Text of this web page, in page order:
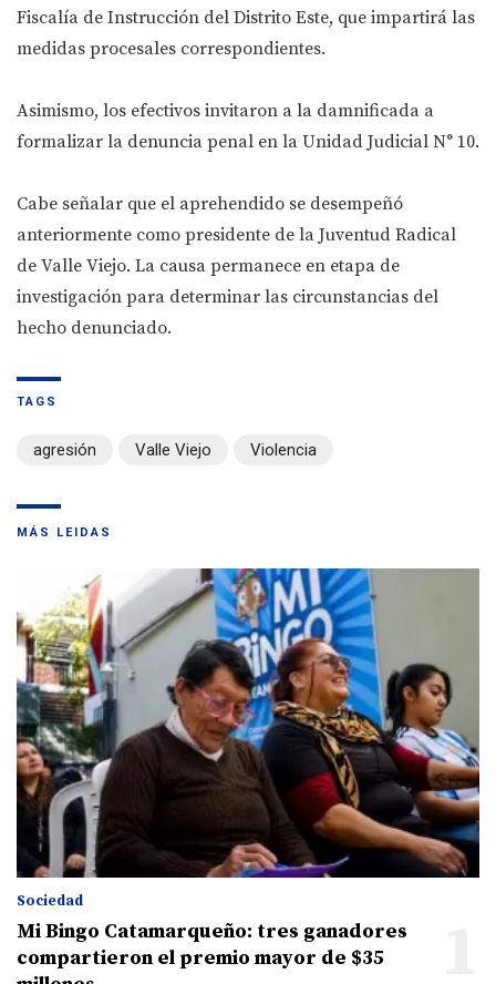
Fiscalía de Instrucción del Distrito Este, que impartirá las
medidas procesales correspondientes.
Asimismo, los efectivos invitaron a la damnificada a
formalizar la denuncia penal en la Unidad Judicial N° 10.
Cabe señalar que el aprehendido se desempeñó
anteriormente como presidente de la Juventud Radical
de Valle Viejo. La causa permanece en etapa de
investigación para determinar las circunstancias del
hecho denunciado.
TAGS
agresión Valle Viejo Violencia
MÁS LEIDAS
Sociedad
Mi Bingo Catamarqueño: tres ganadores
compartieron el premio mayor de $35